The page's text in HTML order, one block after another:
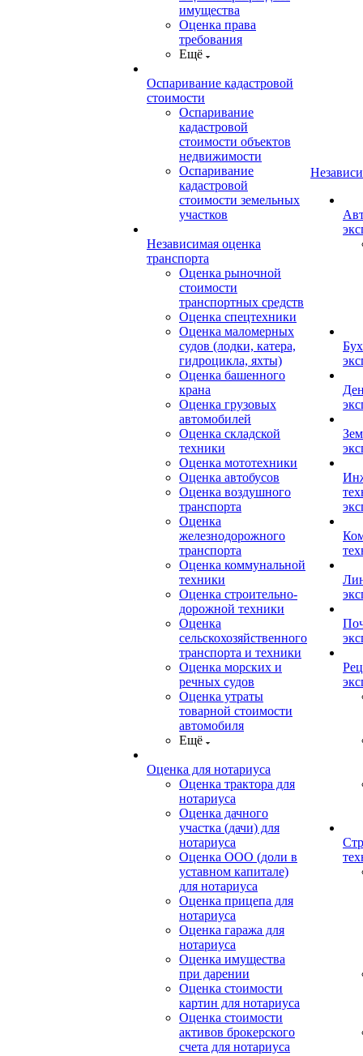
имущества
Оценка права
требования
Ещё
Оспаривание кадастровой
стоимости
Оспаривание
кадастровой
стоимости объектов
недвижимости
Оспаривание
кадастровой
стоимости земельных
участков
Независимая оценка
транспорта
Оценка рыночной
стоимости
транспортных средств
Оценка спецтехники
Оценка маломерных
судов (лодки, катера,
гидроцикла, яхты)
Оценка башенного
крана
Оценка грузовых
автомобилей
Оценка складской
техники
Оценка мототехники
Оценка автобусов
Оценка воздушного
транспорта
Оценка
железнодорожного
транспорта
Оценка коммунальной
техники
Оценка строительно-
дорожной техники
Оценка
сельскохозяйственного
транспорта и техники
Оценка морских и
речных судов
Оценка утраты
товарной стоимости
автомобиля
Ещё
Оценка для нотариуса
Оценка трактора для
нотариуса
Оценка дачного
участка (дачи) для
нотариуса
Оценка ООО (доли в
уставном капитале)
для нотариуса
Оценка прицепа для
нотариуса
Оценка гаража для
нотариуса
Оценка имущества
при дарении
Оценка стоимости
картин для нотариуса
Оценка стоимости
активов брокерского
счета для нотариуса